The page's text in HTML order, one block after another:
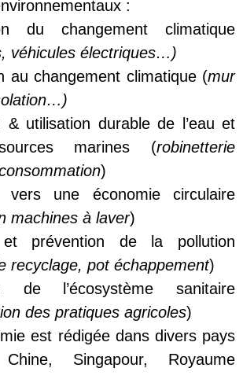
:
du changement climatique
, véhicules électriques…)
au changement climatique (mur
…)
& utilisation durable de l’eau et
marines (robinetterie
)
vers une économie circulaire
machines à laver)
et prévention de la pollution
recyclage, pot échappement)
de l’écosystème sanitaire
des pratiques agricoles)
est rédigée dans divers pays
Singapour, Royaume